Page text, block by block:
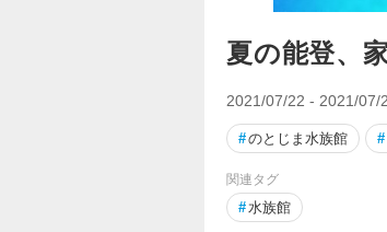
夏の能登、
2021/07/22 - 2021/07/
#のとじま水族館 #
関連タグ
#水族館